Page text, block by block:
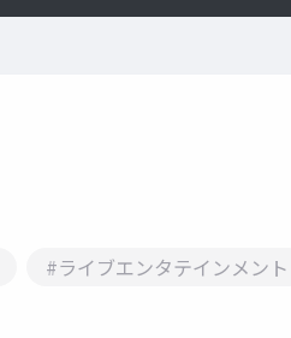
#ライブエンタテインメント